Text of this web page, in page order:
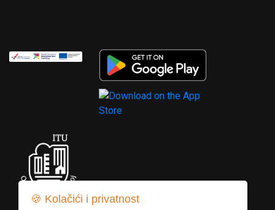
🍪 Kolačići i privatnost